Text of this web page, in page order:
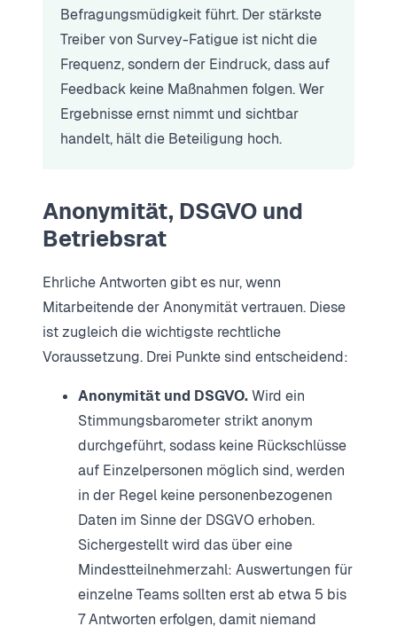
Befragungsmüdigkeit führt. Der stärkste
Treiber von Survey-Fatigue ist nicht die
Frequenz, sondern der Eindruck, dass auf
Feedback keine Maßnahmen folgen. Wer
Ergebnisse ernst nimmt und sichtbar
handelt, hält die Beteiligung hoch.
Anonymität, DSGVO und
Betriebsrat
Ehrliche Antworten gibt es nur, wenn
Mitarbeitende der Anonymität vertrauen. Diese
ist zugleich die wichtigste rechtliche
Voraussetzung. Drei Punkte sind entscheidend:
Anonymität und DSGVO.Wird ein
Stimmungsbarometer strikt anonym
durchgeführt, sodass keine Rückschlüsse
auf Einzelpersonen möglich sind, werden
in der Regel keine personenbezogenen
Daten im Sinne der DSGVO erhoben.
Sichergestellt wird das über eine
Mindestteilnehmerzahl: Auswertungen für
einzelne Teams sollten erst ab etwa 5 bis
7 Antworten erfolgen, damit niemand